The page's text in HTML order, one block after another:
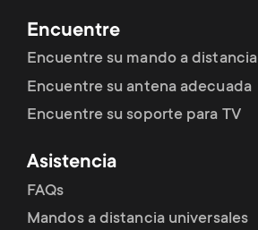
Encuentre
Encuentre su mando a distancia
Encuentre su antena adecuada
Encuentre su soporte para TV
Asistencia
FAQs
Mandos a distancia universales